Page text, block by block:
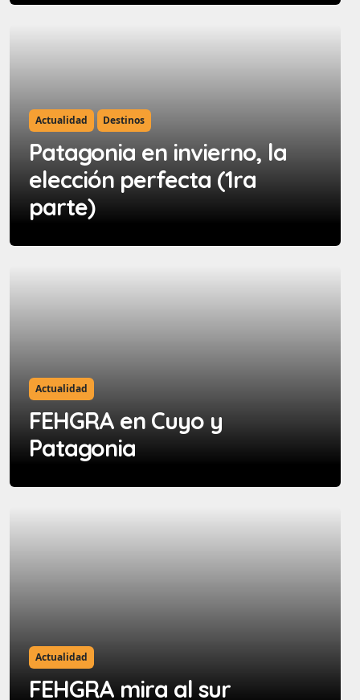
Actualidad Destinos
Patagonia en invierno, la
elección perfecta (1ra
parte)
Actualidad
FEHGRA en Cuyo y
Patagonia
Actualidad
FEHGRA mira al sur